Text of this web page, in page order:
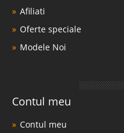
Afiliati
Oferte speciale
Modele Noi
Contul meu
Contul meu